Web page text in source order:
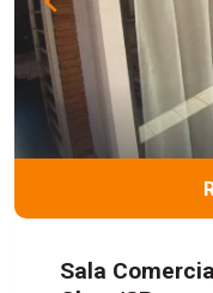
Sala